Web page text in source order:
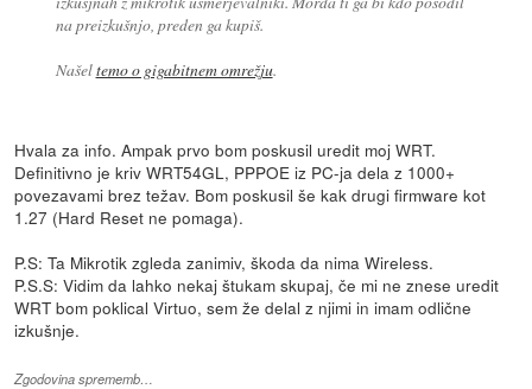
na preizkušnjo, preden ga kupiš.
Našeltemo o gigabitnem omrežju.
Hvala za info. Ampak prvo bom poskusil uredit moj WRT.
Definitivno je kriv WRT54GL, PPPOE iz PC-ja dela z 1000+
povezavami brez težav. Bom poskusil še kak drugi firmware kot
1.27 (Hard Reset ne pomaga).
P.S: Ta Mikrotik zgleda zanimiv, škoda da nima Wireless.
P.S.S: Vidim da lahko nekaj štukam skupaj, če mi ne znese uredit
WRT bom poklical Virtuo, sem že delal z njimi in imam odlične
izkušnje.
Zgodovina sprememb…